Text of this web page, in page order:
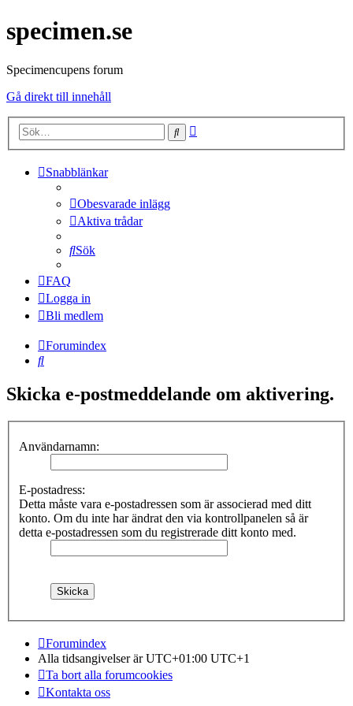
specimen.se
Specimencupens forum
Gå direkt till innehåll
Sök
Snabblänkar
Obesvarade inlägg
Aktiva trådar
Sök
FAQ
Logga in
Bli medlem
Forumindex
Sök
Skicka e-postmeddelande om aktivering.
Användarnamn:
E-postadress:
Detta måste vara e-postadressen som är associerad med ditt
konto. Om du inte har ändrat den via kontrollpanelen så är
detta e-postadressen som du registrerade ditt konto med.
Forumindex
Alla tidsangivelser är UTC+01:00 UTC+1
Ta bort alla forumcookies
Kontakta oss